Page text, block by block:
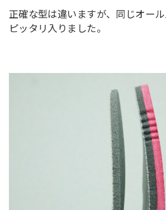
正確な型は違いますが、同じオー
ピッタリ入りました。